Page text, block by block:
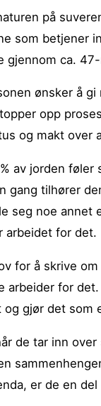
på
som betjener
gjennom ca.
ønsker å
opp
og makt over
av jorden
gang tilhører
seg noe annet
arbeidet for det.
for å skrive
arbeider for
og gjør det som
de tar inn
er de en